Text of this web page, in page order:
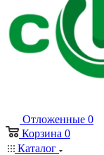
Отложенные 0
Корзина 0
Каталог